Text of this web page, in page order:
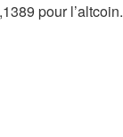
pour l’altcoin.